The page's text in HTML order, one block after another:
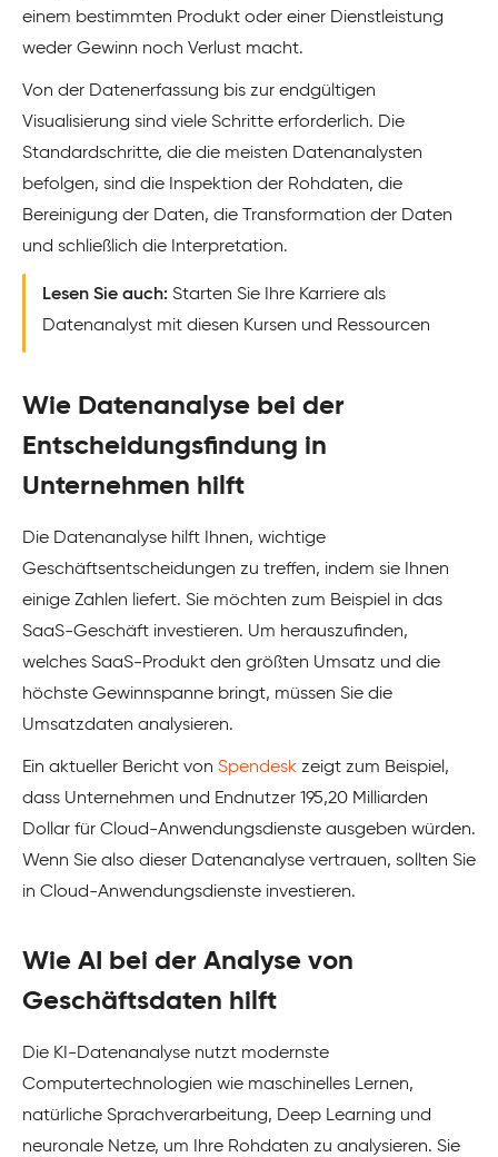
einem bestimmten Produkt oder einer Dienstleistung
weder Gewinn noch Verlust macht.
Von der Datenerfassung bis zur endgültigen
Visualisierung sind viele Schritte erforderlich. Die
Standardschritte, die die meisten Datenanalysten
befolgen, sind die Inspektion der Rohdaten, die
Bereinigung der Daten, die Transformation der Daten
und schließlich die Interpretation.
Lesen Sie auch: Starten Sie Ihre Karriere als
Datenanalyst mit diesen Kursen und Ressourcen
Wie Datenanalyse bei der
Entscheidungsfindung in
Unternehmen hilft
Die Datenanalyse hilft Ihnen, wichtige
Geschäftsentscheidungen zu treffen, indem sie Ihnen
einige Zahlen liefert. Sie möchten zum Beispiel in das
SaaS-Geschäft investieren. Um herauszufinden,
welches SaaS-Produkt den größten Umsatz und die
höchste Gewinnspanne bringt, müssen Sie die
Umsatzdaten analysieren.
Ein aktueller Bericht von Spendesk zeigt zum Beispiel,
dass Unternehmen und Endnutzer 195,20 Milliarden
Dollar für Cloud-Anwendungsdienste ausgeben würden.
Wenn Sie also dieser Datenanalyse vertrauen, sollten Sie
in Cloud-Anwendungsdienste investieren.
Wie AI bei der Analyse von
Geschäftsdaten hilft
Die KI-Datenanalyse nutzt modernste
Computertechnologien wie maschinelles Lernen,
natürliche Sprachverarbeitung, Deep Learning und
neuronale Netze, um Ihre Rohdaten zu analysieren. Sie